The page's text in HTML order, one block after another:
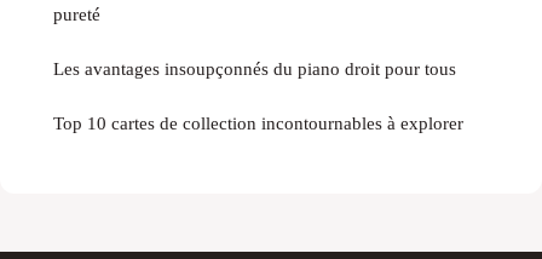
pureté
Les avantages insoupçonnés du piano droit pour tous
Top 10 cartes de collection incontournables à explorer